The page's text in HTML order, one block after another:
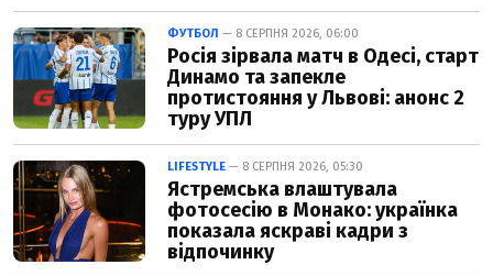
ФУТБОЛ — 8 СЕРПНЯ 2026, 06:00
Росія зірвала матч в Одесі, старт
Динамо та запекле
протистояння у Львові: анонс 2
туру УПЛ
LIFESTYLE — 8 СЕРПНЯ 2026, 05:30
Ястремська влаштувала
фотосесію в Монако: українка
показала яскраві кадри з
відпочинку